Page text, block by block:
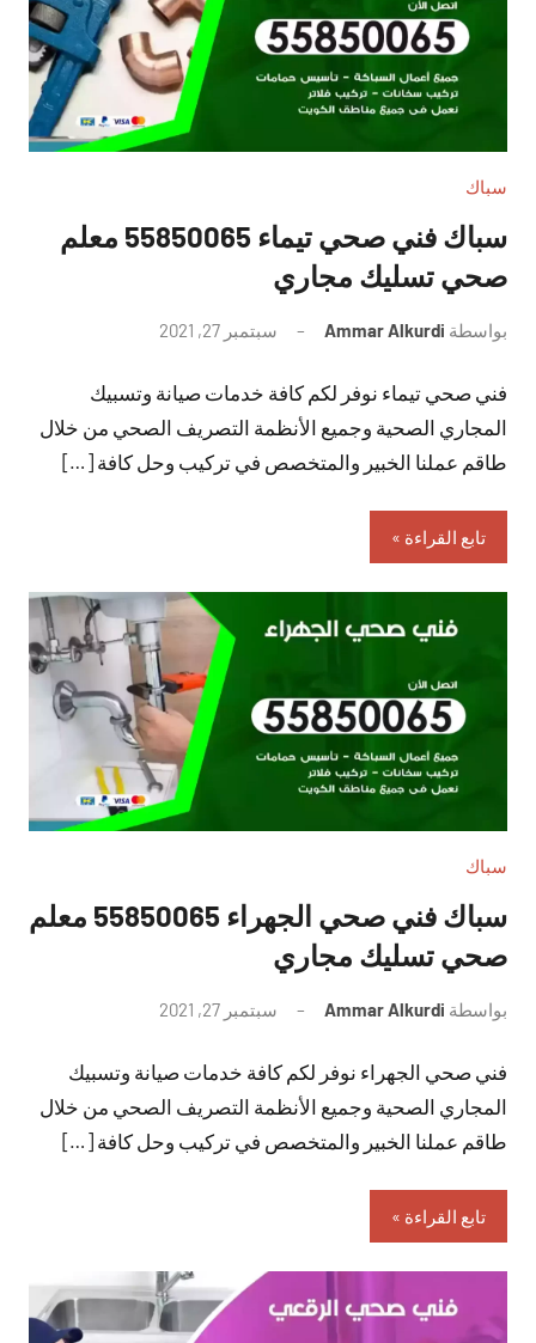
سباك
سباك فني صحي تيماء 55850065 معلم
صحي تسليك مجاري
بواسطة Ammar Alkurdi سبتمبر 27, 2021
تعليقات
فني صحي تيماء نوفر لكم كافة خدمات صيانة وتسبيك
المجاري الصحية وجميع الأنظمة التصريف الصحي من خلال
طاقم عملنا الخبير والمتخصص في تركيب وحل كافة […]
تابع القراءة
سباك
سباك فني صحي الجهراء 55850065 معلم
صحي تسليك مجاري
بواسطة Ammar Alkurdi سبتمبر 27, 2021
تعليقات
فني صحي الجهراء نوفر لكم كافة خدمات صيانة وتسبيك
المجاري الصحية وجميع الأنظمة التصريف الصحي من خلال
طاقم عملنا الخبير والمتخصص في تركيب وحل كافة […]
تابع القراءة